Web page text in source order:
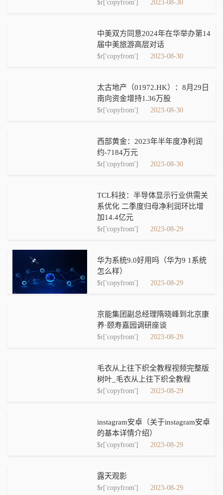
$r['copyfrom'] 2023-08-30
中美双方同意2024年在华举办第14
届中美旅游高层对话
$r['copyfrom'] 2023-08-30
太古地产（01972.HK）：8月29日
南向资金增持1.36万股
$r['copyfrom'] 2023-08-30
西部黄金：2023年半年度净利润
约-7184万元
$r['copyfrom'] 2023-08-30
TCL科技：半导体显示行业供需关
系优化 二季度归母净利润环比增
加14.4亿元
$r['copyfrom'] 2023-08-29
华为系统9.0好用吗（华为9 1系统
怎么样）
$r['copyfrom'] 2023-08-29
京能集团副总经理隋晓峰到北京康
养·颐寿嘉园调研座谈
$r['copyfrom'] 2023-08-29
毛衣从上往下织全教程视频完整版
树叶_毛衣从上往下织全教程
$r['copyfrom'] 2023-08-29
instagram安卓（关于instagram安卓
的基本详情介绍）
$r['copyfrom'] 2023-08-29
露天观影
$r['copyfrom'] 2023-08-29